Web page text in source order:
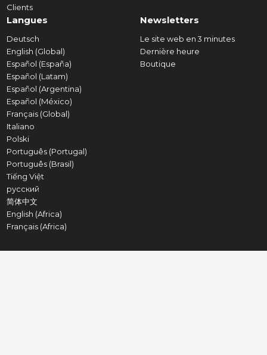
Clients
Langues
Deutsch
English (Global)
Español (España)
Español (Latam)
Español (Argentina)
Español (México)
Français (Global)
Italiano
Polski
Português (Portugal)
Português (Brasil)
Tiếng Việt
русский
简体中文
English (Africa)
Français (Africa)
Newsletters
Le site web en 3 minutes
Dernière heure
Boutique